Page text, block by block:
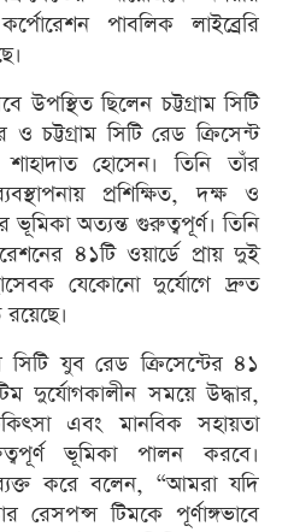
পাবলিক লাইব্রেরি
উপস্থিত ছিলেন চট্টগ্রাম সিটি
চট্টগ্রাম সিটি রেড ক্রিসেন্ট
হোসেন। তিনি তাঁর
প্রশিক্ষিত, দক্ষ ও
ভূমিকা অত্যন্ত গুরুত্বপূর্ণ। তিনি
৪১টি ওয়ার্ডে প্রায় দুই
যেকোনো দুর্যোগে দ্রুত
রয়েছে।
যুব রেড ক্রিসেন্টের ৪১
দুর্যোগকালীন সময়ে উদ্ধার,
এবং মানবিক সহায়তা
ভূমিকা পালন করবে।
করে বলেন, “আমরা যদি
রেসপন্স টিমকে পূর্ণাঙ্গভাবে